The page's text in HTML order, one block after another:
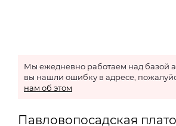
Мы ежедневно работаем над базой
вы нашли ошибку в адресе,
нам об этом
Павловопосадская